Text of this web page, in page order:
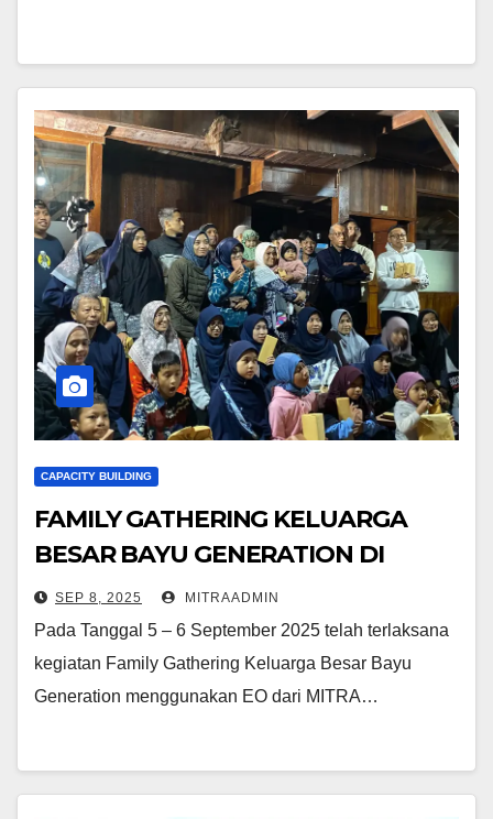
CAPACITY BUILDING
FAMILY GATHERING KELUARGA
BESAR BAYU GENERATION DI
LAWANG ADVENTURE PARK
SEP 8, 2025 MITRAADMIN
Pada Tanggal 5 – 6 September 2025 telah terlaksana
kegiatan Family Gathering Keluarga Besar Bayu
Generation menggunakan EO dari MITRA…